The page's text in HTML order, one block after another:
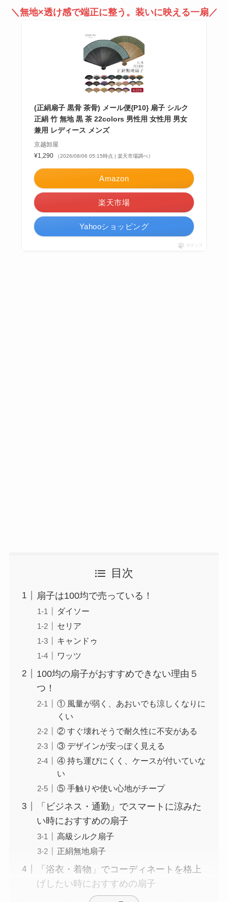
＼無地×透け感で端正に整う。装いに映える一扇／
(正絹扇子 黒骨 茶骨) メール便{P10} 扇子 シルク
正絹 竹 無地 黒 茶 22colors 男性用 女性用 男女
兼用 レディース メンズ
京越卸屋
¥1,290
（2026/08/06 05:15時点 | 楽天市場調べ）
Amazon
楽天市場
Yahooショッピング
ポチップ
目次
扇子は100均で売っている！
ダイソー
セリア
キャンドゥ
ワッツ
100均の扇子がおすすめできない理由５
つ！
① 風量が弱く、あおいでも涼しくなりに
くい
② すぐ壊れそうで耐久性に不安がある
③ デザインが安っぽく見える
④ 持ち運びにくく、ケースが付いていな
い
⑤ 手触りや使い心地がチープ
「ビジネス・通勤」でスマートに涼みた
い時におすすめの扇子
高級シルク扇子
正絹無地扇子
「浴衣・着物」でコーディネートを格上
げしたい時におすすめの扇子